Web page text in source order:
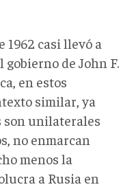
1962 casi llevó a
de John F.
en estos
similar, ya
son unilaterales
no enmarcan
menos la
a Rusia en